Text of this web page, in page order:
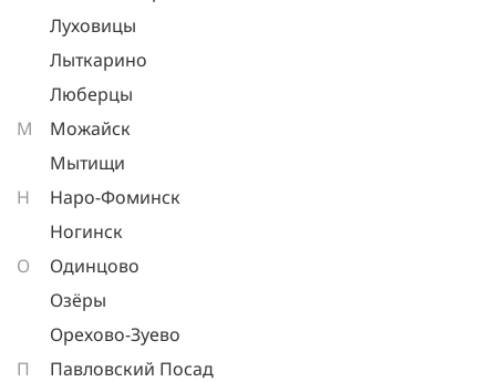
Луховицы
Лыткарино
Люберцы
М
Можайск
Мытищи
Н
Наро-Фоминск
Ногинск
О
Одинцово
Озёры
Орехово-Зуево
П
Павловский Посад